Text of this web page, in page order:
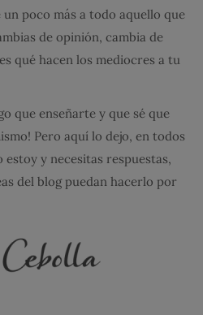
poco más a todo aquello que
de opinión, cambia de
qué hacen los mediocres a tu
que enseñarte y que sé que
Pero aquí lo dejo, en todos
y necesitas respuestas,
del blog puedan hacerlo por